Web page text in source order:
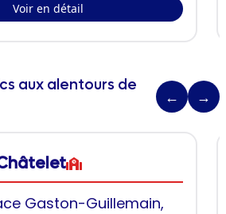
Voir en détail
aux alentours de
← →
Gaston-Guillemain,